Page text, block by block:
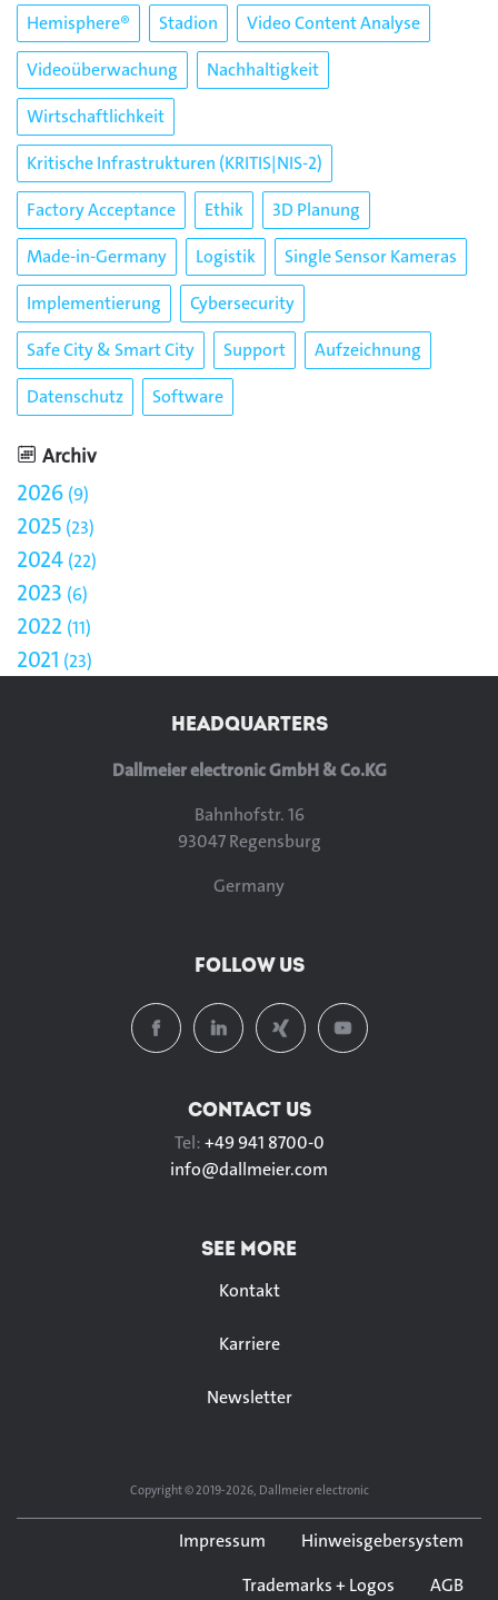
Hemisphere® Stadion
Video Content Analyse
Videoüberwachung
Nachhaltigkeit
Wirtschaftlichkeit
Kritische Infrastrukturen (KRITIS|NIS-2)
Factory Acceptance
Ethik
3D Planung
Made-in-Germany
Logistik
Single Sensor Kameras
Implementierung
Cybersecurity
Safe City & Smart City
Support
Aufzeichnung
Datenschutz
Software
Archiv
2026 9
2025 23
2024 22
2023 6
2022 11
2021 23
HEADQUARTERS
Dallmeier electronic GmbH & Co.KG
Bahnhofstr. 16
93047 Regensburg
Germany
FOLLOW US
CONTACT US
Tel:+49 941 8700-0
info@dallmeier.com
SEE MORE
Kontakt
Karriere
Newsletter
Copyright © 2019-2026, Dallmeier electronic
Impressum
Hinweisgebersystem
Trademarks + Logos
AGB